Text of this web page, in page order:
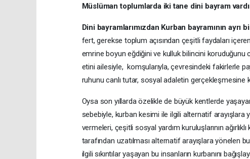
Müslüman toplumlarda iki tane dini bayram
Dini bayramlarımızdan Kurban bayramının ayrı
fert, gerekse toplum açısından çeşitli faydaları
emrine boyun eğdiğini ve kulluk bilincini koruduğunu
etini ailesiyle, komşularıyla, çevresindeki fakirlerle
ruhunu canlı tutar, sosyal adaletin gerçekleşmesine
Oysa son yıllarda özelikle de büyük kentlerde
sebebiyle, kurban kesimi ile ilgili alternatif
vermeleri, çeşitli sosyal yardım kuruluşlarının
tarafından uzatılması alternatif arayışlara yönelen
ilgili sıkıntılar yaşayan bu insanların kurbanını